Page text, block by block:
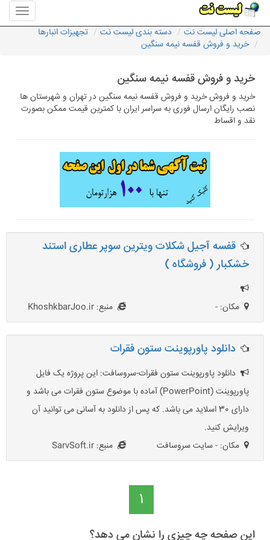
منوی
سایت
صفحه اصلی لیست نت دسته بندی لیست نت
تجهیزات انبارها
خرید و فروش قفسه نیمه سنگین
خرید و فروش قفسه نیمه سنگین
خرید و فروش خرید و فروش قفسه نیمه سنگین در تهران و شهرستان ها
نصب رایگان ارسال فوری به سراسر ایران با کمترین قیمت ممکن بصورت
نقد و اقساط
قفسه آجیل شکلات ویترین سوپر عطاری استند
خشکبار ( فروشگاه )
مکان: - منبع: KhoshkbarJoo.ir
دانلود پاورپوینت ستون فقرات
دانلود پاورپوینت ستون فقرات-سروسافت: این پروژه یک فایل
پاورپوینت (PowerPoint) آماده با موضوع ستون فقرات می باشد و
دارای 30 اسلاید می باشد. که پس از دانلود به آسانی می توانید آن
ویرایش کنید.
مکان: - سایت سروسافت
منبع: SarvSoft.ir
1
این صفحه چه چیزی را نشان می دهد؟